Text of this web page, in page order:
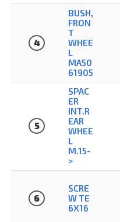
4
BUSH,
FRON
T
WHEE
L
MA50
61905
5
SPAC
ER
INT.R
EAR
WHEE
L
M.15-
>
6
SCRE
W TE
6X16